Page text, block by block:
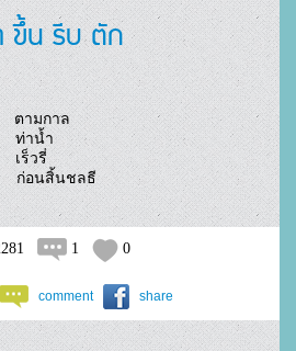
ขึ้น รีบ ตัก
ตามกาล
ท่าน้ำ
เร็วรี่
ตัก---ใส่ภาชหลายซ้ำ         ก่อนสิ้นชลธี
1 0
comment share